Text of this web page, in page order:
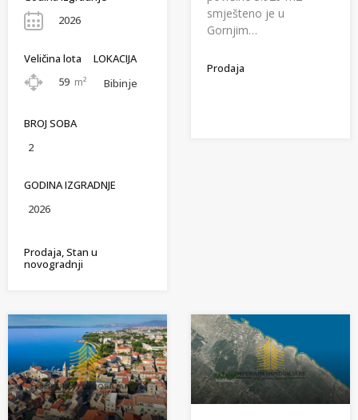
2026
Veličina lota
59 m²
LOKACIJA
Bibinje
BROJ SOBA
2
GODINA IZGRADNJE
2026
Prodaja, Stan u
novogradnji
smješteno je u
Gornjim…
Prodaja